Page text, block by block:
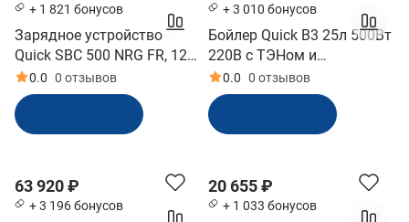
+ 1 821 бонусов
Зарядное устройство
Quick SBC 500 NRG FR, 12В,
40A, 3 выхода (10251937)
0.0 0 отзывов
+ 3 010 бонусов
Бойлер Quick В3 25л 500Вт
220В с ТЭНом и
теплообменником
(10243914)
0.0 0 отзывов
63 920 ₽
+ 3 196 бонусов
20 655 ₽
+ 1 033 бонусов